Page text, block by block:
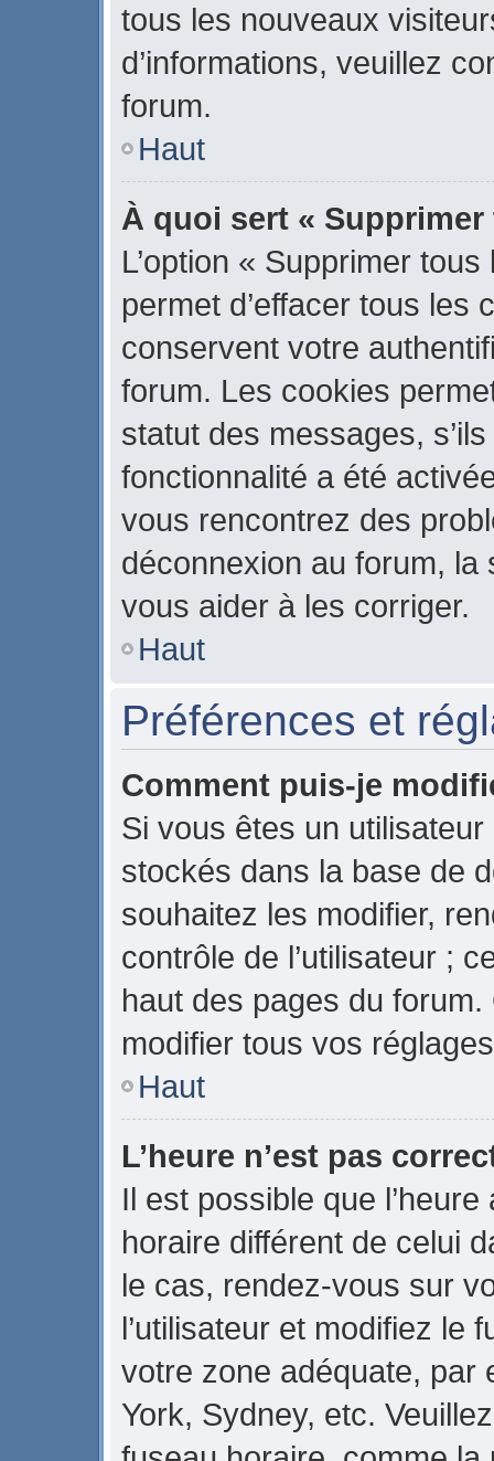
tous les nouveaux
d’informations, veuillez
forum.
Haut
À quoi sert «
L’option « Supprimer
permet d’effacer tous les
conservent votre
forum. Les cookies
statut des messages,
fonctionnalité a été
vous rencontrez des
déconnexion au forum,
vous aider à les corriger.
Haut
Préférences et
Comment puis-je
Si vous êtes un
stockés dans la base de
souhaitez les modifier,
contrôle de l’utilisateur ;
haut des pages du
modifier tous vos
Haut
L’heure n’est pas
Il est possible que
horaire différent de celui
le cas, rendez-vous sur
l’utilisateur et modifiez le
votre zone adéquate, par
York, Sydney, etc.